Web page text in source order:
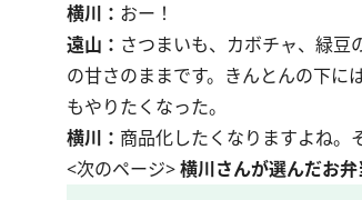
横川： おー！
遠山： さつまいも、カボチャ、緑豆
の甘さのままです。きんとんの下に
もやりたくなった。
横川： 商品化したくなりますよね。
<次のページ>横川さんが選んだお弁